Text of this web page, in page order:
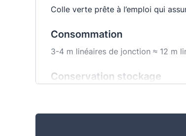
Colle verte prête à l’emploi qui
Consommation
3-4 m linéaires de jonction ≈ 12 m
Conservation stockage